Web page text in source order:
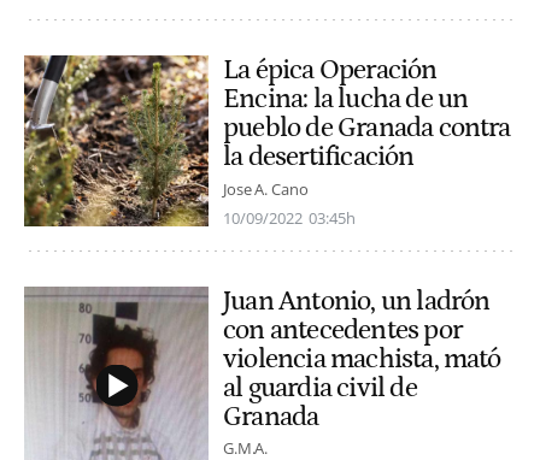
La épica Operación
Encina: la lucha de un
pueblo de Granada contra
la desertificación
Jose A. Cano
10/09/2022 03:45h
Juan Antonio, un ladrón
con antecedentes por
violencia machista, mató
al guardia civil de
Granada
G.M.A.